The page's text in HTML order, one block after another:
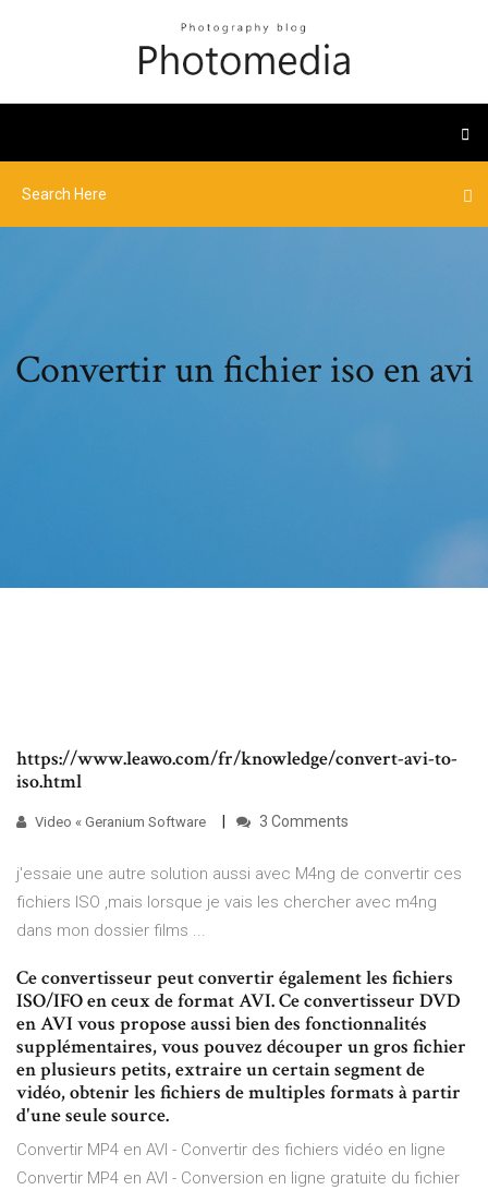
Convertir un fichier iso en avi
https://www.leawo.com/fr/knowledge/convert-avi-to-
iso.html
Video « Geranium Software 3 Comments
j'essaie une autre solution aussi avec M4ng de convertir ces
fichiers ISO ,mais lorsque je vais les chercher avec m4ng
dans mon dossier films ...
Ce convertisseur peut convertir également les fichiers
ISO/IFO en ceux de format AVI. Ce convertisseur DVD
en AVI vous propose aussi bien des fonctionnalités
supplémentaires, vous pouvez découper un gros fichier
en plusieurs petits, extraire un certain segment de
vidéo, obtenir les fichiers de multiples formats à partir
d'une seule source.
Convertir MP4 en AVI - Convertir des fichiers vidéo en ligne
Convertir MP4 en AVI - Conversion en ligne gratuite du fichier